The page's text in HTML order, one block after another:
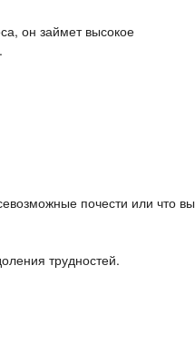
он займет высокое
почести или что вы
трудностей.